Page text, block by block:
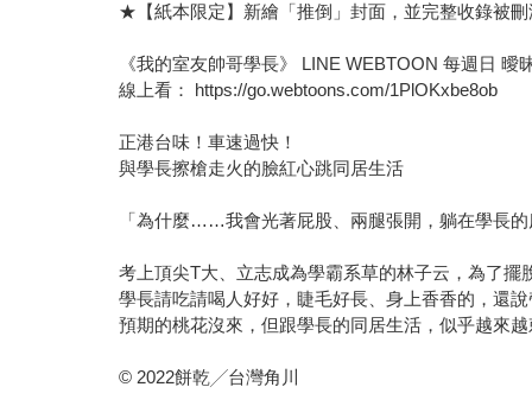
★【紙本限定】新繪「推倒」封面，並完整收錄被
《我的室友帥哥學長》 LINE WEBTOON 每週日 曖
線上看： https://go.webtoons.com/1PlOKxbe8ob
正港台味！車速過快！
與學長擦槍走火的臉紅心跳同居生活
「為什麼……我會光著屁股、兩腿張開，躺在學長
考上頂尖T大、立志成為學霸系草的林子云，為了
學長請吃請喝人好好，睫毛好長、身上香香的，還
預期的桃花沒來，但跟學長的同居生活，似乎越來
© 2022餅乾╱台灣角川